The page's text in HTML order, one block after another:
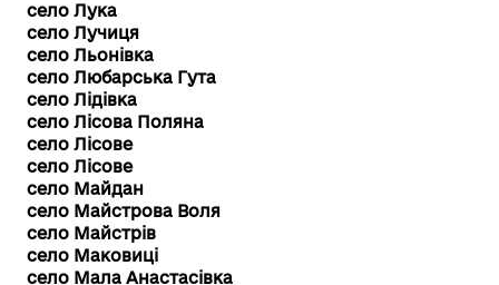
село Лука
село Лучиця
село Льонівка
село Любарська Гута
село Лідівка
село Лісова Поляна
село Лісове
село Лісове
село Майдан
село Майстрова Воля
село Майстрів
село Маковиці
село Мала Анастасівка